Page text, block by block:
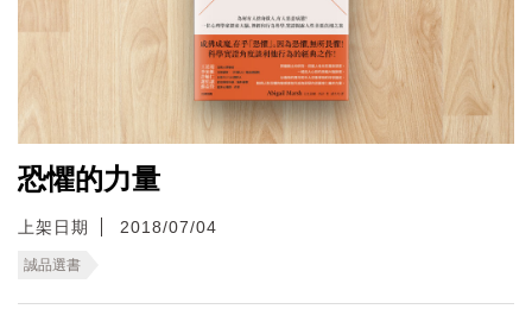
恐懼的力量
上架日期 2018/07/04
誠品選書